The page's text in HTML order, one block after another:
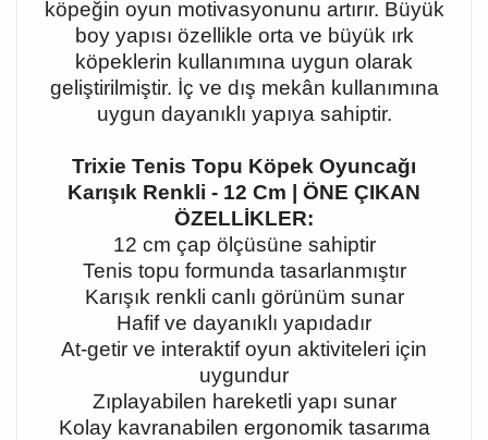
köpeğin oyun motivasyonunu artırır. Büyük
boy yapısı özellikle orta ve büyük ırk
köpeklerin kullanımına uygun olarak
geliştirilmiştir. İç ve dış mekân kullanımına
uygun dayanıklı yapıya sahiptir.
Trixie Tenis Topu Köpek Oyuncağı
Karışık Renkli - 12 Cm | ÖNE ÇIKAN
ÖZELLİKLER:
12 cm çap ölçüsüne sahiptir
Tenis topu formunda tasarlanmıştır
Karışık renkli canlı görünüm sunar
Hafif ve dayanıklı yapıdadır
At-getir ve interaktif oyun aktiviteleri için
uygundur
Zıplayabilen hareketli yapı sunar
Kolay kavranabilen ergonomik tasarıma